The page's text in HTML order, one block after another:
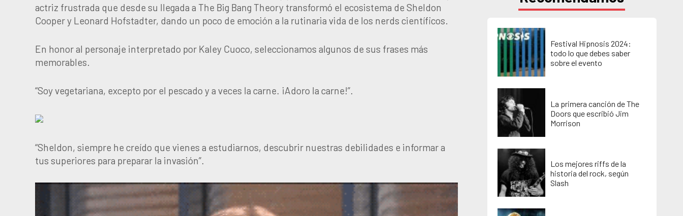
actriz frustrada que desde su llegada a The Big Bang Theory transformó el ecosistema de Sheldon
Cooper y Leonard Hofstadter, dando un poco de emoción a la rutinaria vida de los nerds científicos.
En honor al personaje interpretado por Kaley Cuoco, seleccionamos algunos de sus frases más
memorables.
“Soy vegetariana, excepto por el pescado y a veces la carne. ¡Adoro la carne!”.
“Sheldon, siempre he creído que vienes a estudiarnos, descubrir nuestras debilidades e informar a
tus superiores para preparar la invasión”.
Festival Hipnosis 2024:
todo lo que debes saber
sobre el evento
La primera canción de The
Doors que escribió Jim
Morrison
Los mejores riffs de la
historia del rock, según
Slash